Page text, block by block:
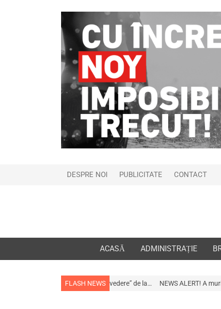
DESPRE NOI PUBLICITATE CONTACT
ACASĂ ADMINISTRAȚIE
FLASH NEWS
„la revedere” de la… NEWS ALERT! A murit afaceristul Gogu